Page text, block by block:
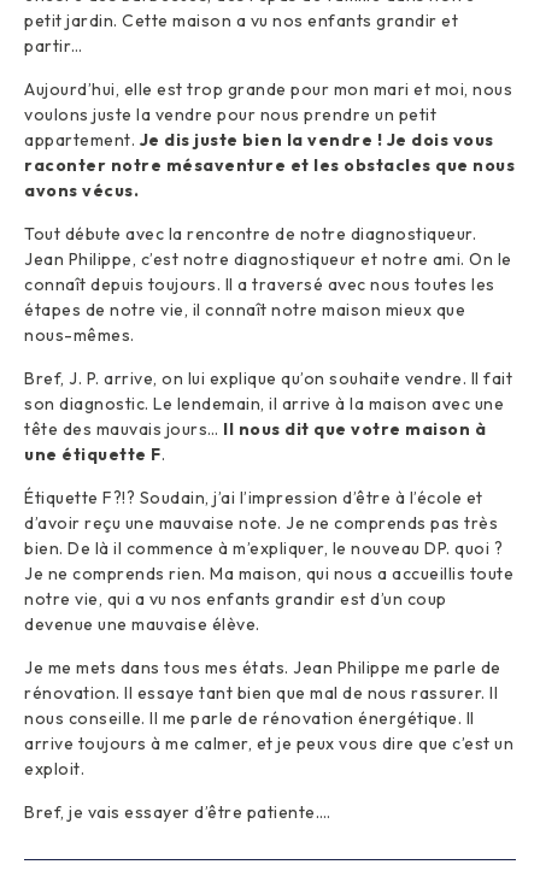
petit jardin. Cette maison a vu nos enfants grandir et
partir…
Aujourd’hui, elle est trop grande pour mon mari et moi, nous
voulons juste la vendre pour nous prendre un petit
appartement. Je dis juste bien la vendre ! Je dois vous
raconter notre mésaventure et les obstacles que nous
avons vécus.
Tout débute avec la rencontre de notre diagnostiqueur.
Jean Philippe, c’est notre diagnostiqueur et notre ami. On le
connaît depuis toujours. Il a traversé avec nous toutes les
étapes de notre vie, il connaît notre maison mieux que
nous-mêmes.
Bref, J. P. arrive, on lui explique qu’on souhaite vendre. Il fait
son diagnostic. Le lendemain, il arrive à la maison avec une
tête des mauvais jours… Il nous dit que votre maison à
une étiquette F.
Étiquette F?!? Soudain, j’ai l’impression d’être à l’école et
d’avoir reçu une mauvaise note. Je ne comprends pas très
bien. De là il commence à m’expliquer, le nouveau DP. quoi ?
Je ne comprends rien. Ma maison, qui nous a accueillis toute
notre vie, qui a vu nos enfants grandir est d’un coup
devenue une mauvaise élève.
Je me mets dans tous mes états. Jean Philippe me parle de
rénovation. Il essaye tant bien que mal de nous rassurer. Il
nous conseille. Il me parle de rénovation énergétique. Il
arrive toujours à me calmer, et je peux vous dire que c’est un
exploit.
Bref, je vais essayer d’être patiente….